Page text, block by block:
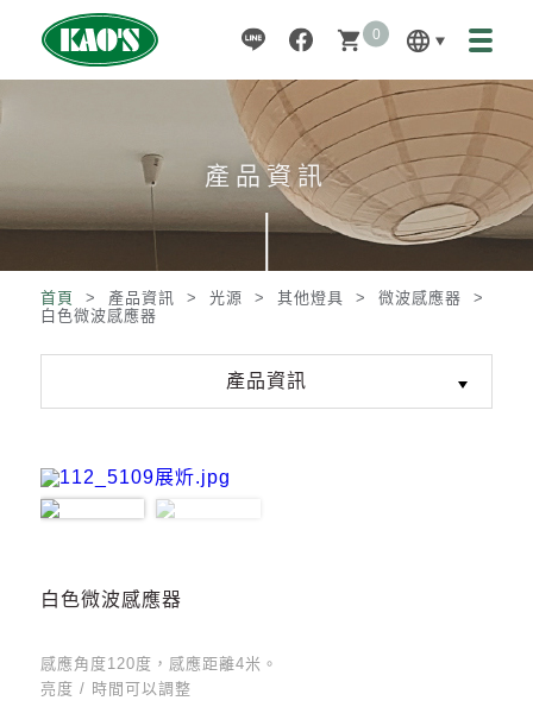
language
shopping_cart 0
產品資訊
首頁 > 產品資訊 > 光源 > 其他燈具 > 微波感應器 >
白色微波感應器
產品資訊
白色微波感應器
感應角度120度，感應距離4米。
亮度 / 時間可以調整